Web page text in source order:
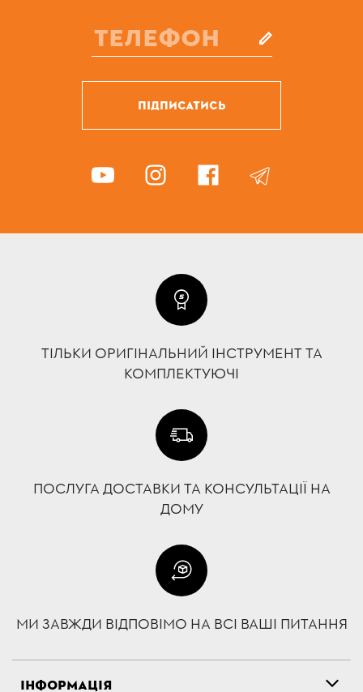
ПІДПИСАТИСЬ
ТІЛЬКИ ОРИГІНАЛЬНИЙ ІНСТРУМЕНТ ТА
КОМПЛЕКТУЮЧІ
ПОСЛУГА ДОСТАВКИ ТА КОНСУЛЬТАЦІЇ НА
ДОМУ
МИ ЗАВЖДИ ВІДПОВІМО НА ВСІ ВАШІ ПИТАННЯ
ІНФОРМАЦІЯ